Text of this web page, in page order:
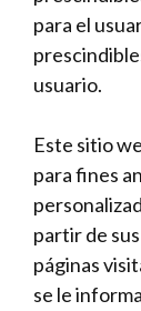
para el
usuario.
Este sitio
para fines
partir de
páginas
se le